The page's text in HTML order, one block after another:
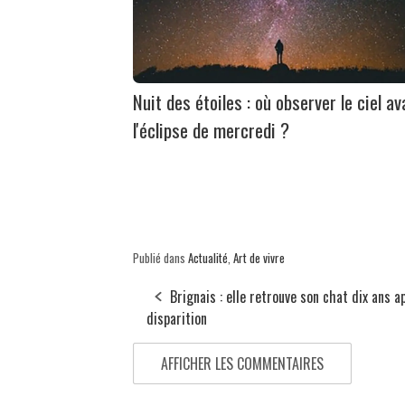
Nuit des étoiles : où observer le ciel
l'éclipse de mercredi ?
Publié dans Actualité Art de vivre
Brignais : elle retrouve son chat dix ans
disparition
AFFICHER LES COMMENTAIRES